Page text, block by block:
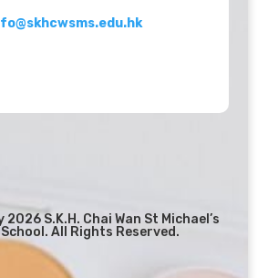
S.K.H. Chai Wan St Michael’s
All Rights Reserved.